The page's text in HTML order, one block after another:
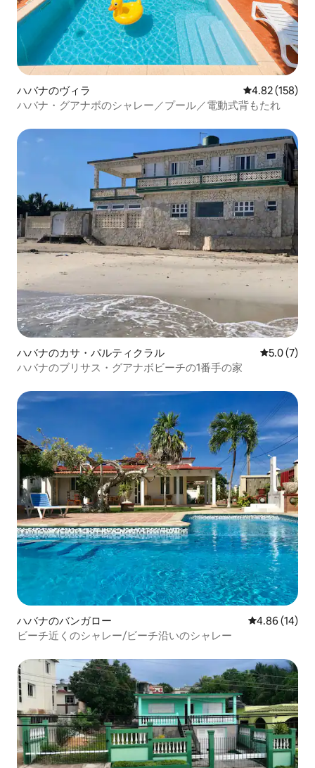
ハバナのヴィラ レビュー158
4.82 (158)
ハバナ・グアナボのシャレー／プール／電動式背もたれ
ハバナのカサ・パルティクラル レビュー7
5.0 (7)
ハバナのブリサス・グアナボビーチの1番手の家
ハバナのバンガロー レビュー14
4.86 (14)
ビーチ近くのシャレー/ビーチ沿いのシャレー